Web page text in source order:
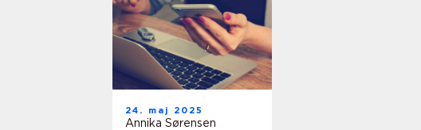
24. maj 2025
Annika Sørensen